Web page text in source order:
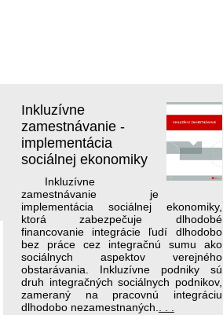
Inkluzívne
zamestnávanie -
implementácia
sociálnej ekonomiky
Inkluzívne
zamestnávanie je
implementácia sociálnej ekonomiky,
ktorá zabezpečuje dlhodobé
financovanie integrácie ľudí dlhodobo
bez práce cez integračnú sumu ako
sociálnych aspektov verejného
obstarávania. Inkluzívne podniky sú
druh integračných sociálnych podnikov,
zameraný na pracovnú integráciu
dlhodobo nezamestnaných.. . .